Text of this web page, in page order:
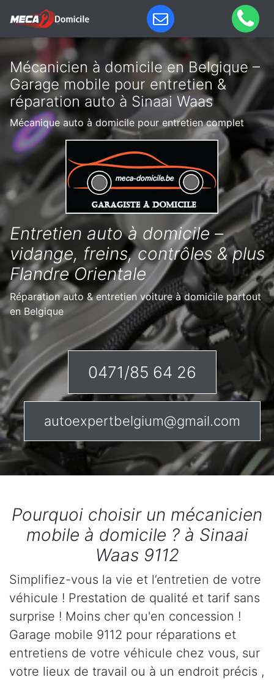
Mécanicien à domicile en Belgique –
Garage mobile pour entretien &
réparation auto à Sinaai Waas
Mécanique auto à domicile pour entretien complet
Entretien auto à domicile –
vidange, freins, contrôles & plus
Flandre Orientale
Réparation auto & entretien voiture à domicile partout
en Belgique
0471/85 64 26
autoexpertbelgium@gmail.com
Pourquoi choisir un mécanicien
mobile à domicile ? à Sinaai
Waas 9112
Simplifiez-vous la vie et l’entretien de votre
véhicule ! Prestation de qualité et tarif sans
surprise ! Moins cher qu'en concession !
Garage mobile 9112 pour réparations et
entretiens de votre véhicule chez vous, sur
votre lieux de travail ou à un endroit précis ,